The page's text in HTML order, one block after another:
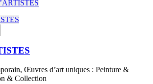
Œuvres d’art uniques : Peinture &
& Collection